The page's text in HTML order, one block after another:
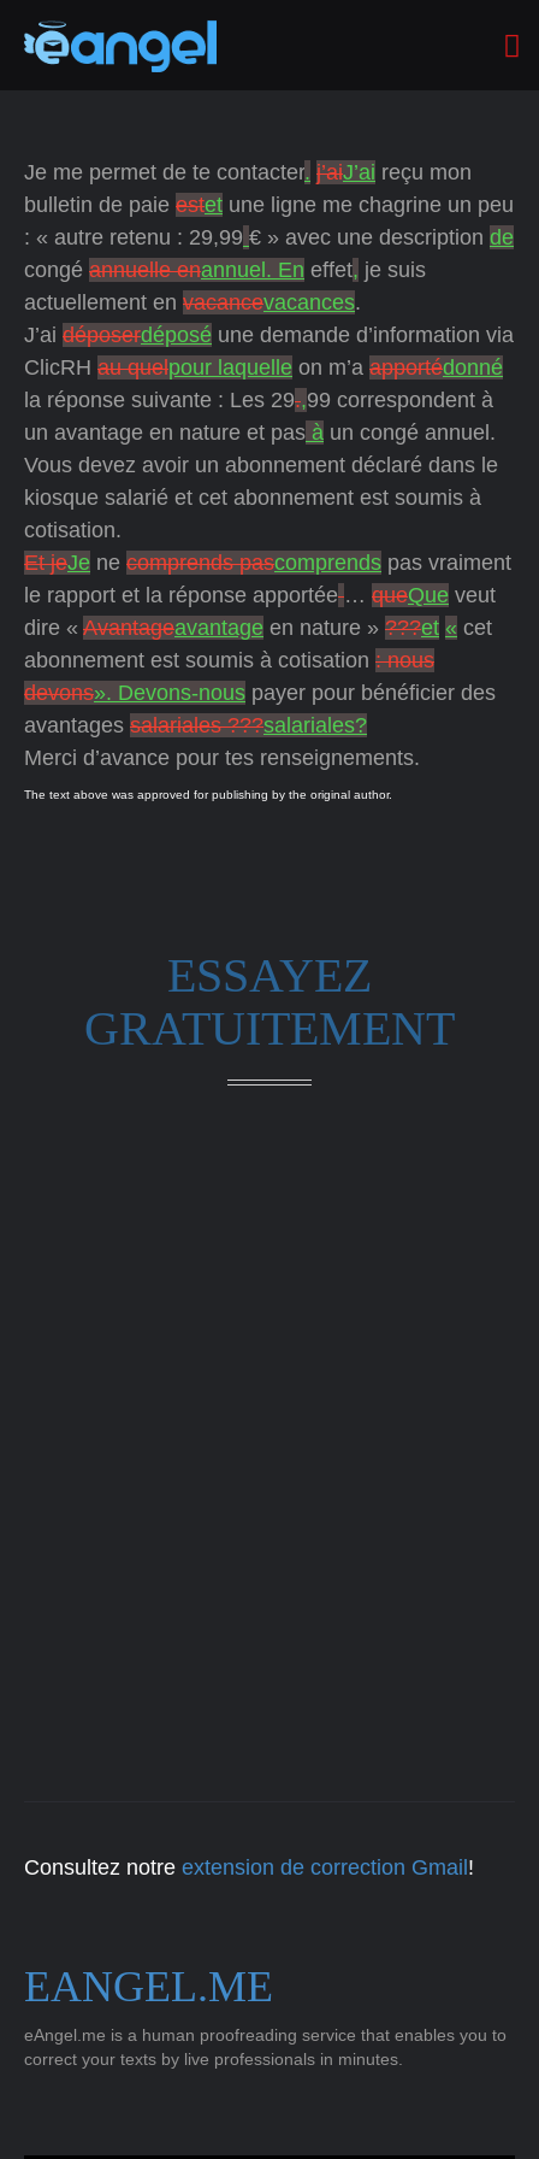
Je me permet de te contacter. j’aiJ’ai reçu mon
bulletin de paie estet une ligne me chagrine un peu
: « autre retenu : 29,99 € » avec une description de
congé annuelle enannuel. En effet, je suis
actuellement en vacancevacances.
J’ai déposerdéposé une demande d’information via
ClicRH au quelpour laquelle on m’a apportédonné
la réponse suivante : Les 29.,99 correspondent à
un avantage en nature et pas à un congé annuel.
Vous devez avoir un abonnement déclaré dans le
kiosque salarié et cet abonnement est soumis à
cotisation.
Et jeJe ne comprends pascomprends pas vraiment
le rapport et la réponse apportée … queQue veut
dire « Avantageavantage en nature » ???et « cet
abonnement est soumis à cotisation : nous
devons». Devons-nous payer pour bénéficier des
avantages salariales ???salariales?
Merci d’avance pour tes renseignements.
The text above was approved for publishing by the original author.
ESSAYEZ
GRATUITEMENT
Consultez notre extension de correction Gmail !
EANGEL.ME
eAngel.me is a human proofreading service that enables you to
correct your texts by live professionals in minutes.